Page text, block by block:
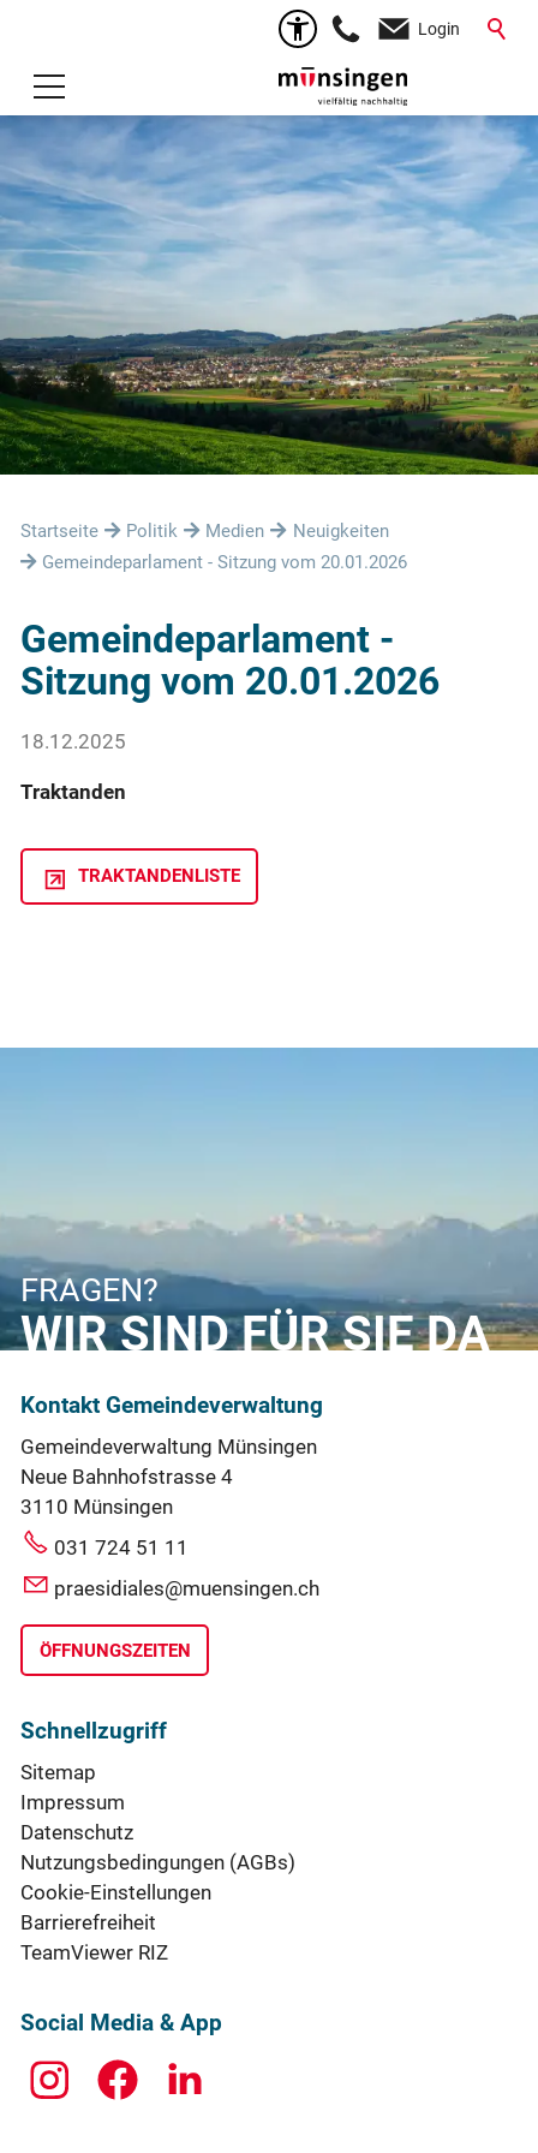
Login
Startseite Politik Medien
Neuigkeiten
Gemeindeparlament - Sitzung vom 20.01.2026
Gemeindeparlament -
Sitzung vom 20.01.2026
18.12.2025
Traktanden
TRAKTANDENLISTE
FRAGEN?
WIR SIND FÜR SIE DA
Kontakt Gemeindeverwaltung
Gemeindeverwaltung Münsingen
Neue Bahnhofstrasse 4
3110 Münsingen
031 724 51 11
praesidiales@muensingen.ch
ÖFFNUNGSZEITEN
Schnellzugriff
Sitemap
Impressum
Datenschutz
Nutzungsbedingungen (AGBs)
Cookie-Einstellungen
Barrierefreiheit
TeamViewer RIZ
Social Media & App